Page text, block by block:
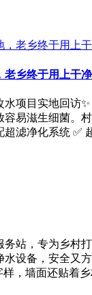
老乡终于用上干
项目实地回访
易滋生细菌。
滤净化系统 ✅
站，专为乡村
设备，安全又
，墙面还贴着